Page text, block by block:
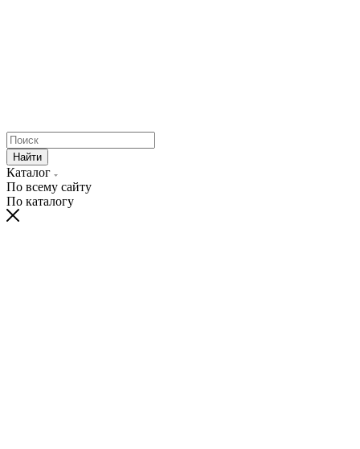
Найти
Каталог
По всему сайту
По каталогу